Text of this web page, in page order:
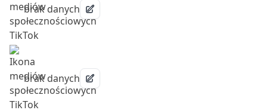
brak danych
brak danych